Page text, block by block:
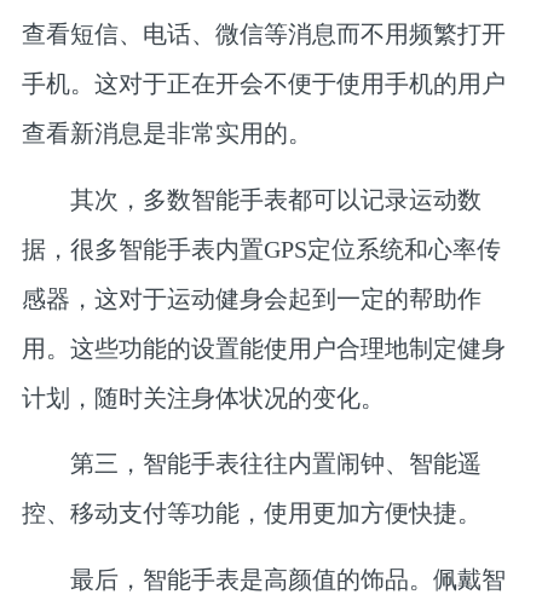
查看短信、电话、微信等消息而不用频繁打开
手机。这对于正在开会不便于使用手机的用户
查看新消息是非常实用的。
其次，多数智能手表都可以记录运动数
据，很多智能手表内置GPS定位系统和心率传
感器，这对于运动健身会起到一定的帮助作
用。这些功能的设置能使用户合理地制定健身
计划，随时关注身体状况的变化。
第三，智能手表往往内置闹钟、智能遥
控、移动支付等功能，使用更加方便快捷。
最后，智能手表是高颜值的饰品。佩戴智